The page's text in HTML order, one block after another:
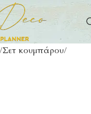
Σετ κουμπάρου